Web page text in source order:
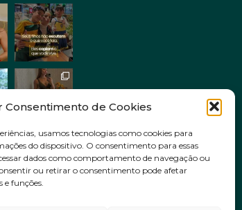
Consentimento de Cookies
usamos tecnologias como cookies para
do dispositivo. O consentimento para essas
dados como comportamento de navegação ou
ou retirar o consentimento pode afetar
e funções.